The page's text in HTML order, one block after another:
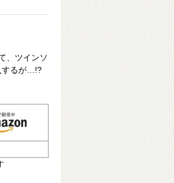
、ツインソ
するが…!?